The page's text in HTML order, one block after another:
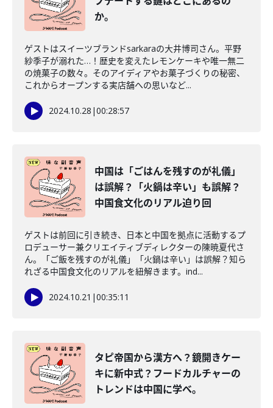
か。
ゲストはスイーツブランドsarkaraの大井博司さん。平野
紗季子が溺れた…！歴史を変えたレモンケーキや唯一無二
の焼菓子の数々。そのアイディアやお菓子づくりの秘密、
これからオープンする実店舗への思いなど...
2024.10.28 |00:28:57
中国は「ごはんを残すのが礼儀」
は誤解？「火鍋は辛い」も誤解？
中国食文化のリアル迫り回
ゲストは前回に引き続き、日本と中国を拠点に活動するプ
ロデューサー兼クリエイティブディレクターの陳暁夏代さ
ん。「ご飯を残すのが礼儀」「火鍋は辛い」は誤解？知ら
れざる中国食文化のリアルを紐解きます。ind...
2024.10.21 |00:35:11
タピ帝国から漢方へ？鏡開きケー
キに新中式？フードカルチャーの
トレンドは中国に学べ。